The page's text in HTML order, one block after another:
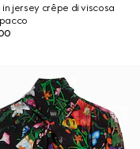
jersey crêpe di viscosa